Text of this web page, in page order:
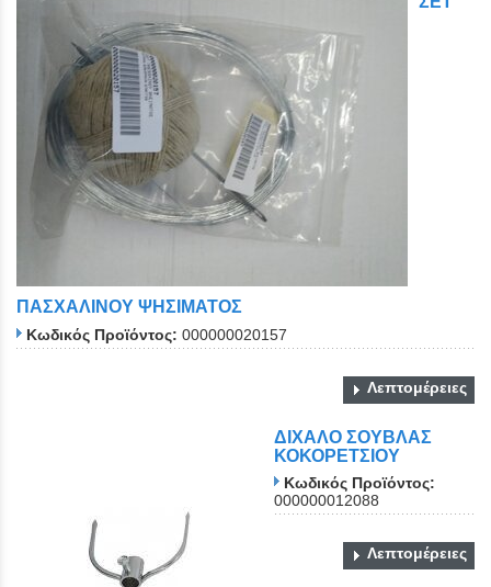
ΠΑΣΧΑΛΙΝΟΥ ΨΗΣΙΜΑΤΟΣ
Κωδικός Προϊόντος: 000000020157
Λεπτομέρειες
ΔΙΧΑΛΟ ΣΟΥΒΛΑΣ
ΚΟΚΟΡΕΤΣΙΟΥ
Κωδικός Προϊόντος:
000000012088
Λεπτομέρειες